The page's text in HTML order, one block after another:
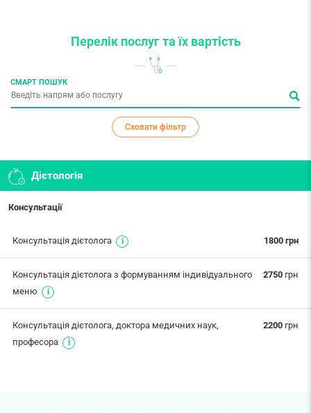
Перелік послугта їх вартість
СМАРТ ПОШУК
Сховати фільтр
Дієтологія
Консультації
1800 грн
Консультація дієтолога
2750 грн
Консультація дієтолога з формуванням індивідуального
меню
2200 грн
Консультація дієтолога, доктора медичних наук,
професора